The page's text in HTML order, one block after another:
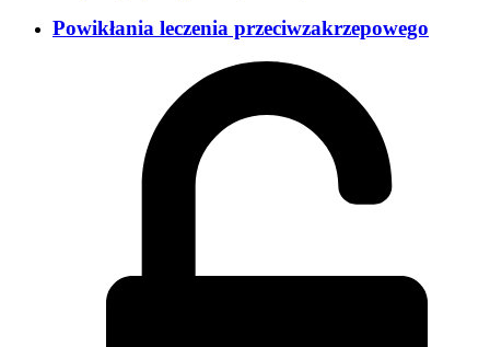
Powikłania leczenia przeciwzakrzepowego